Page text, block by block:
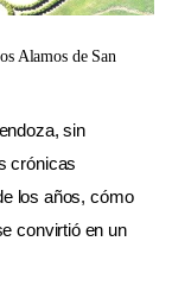
Alamos de San
sin
crónicas
los años, cómo
convirtió en un